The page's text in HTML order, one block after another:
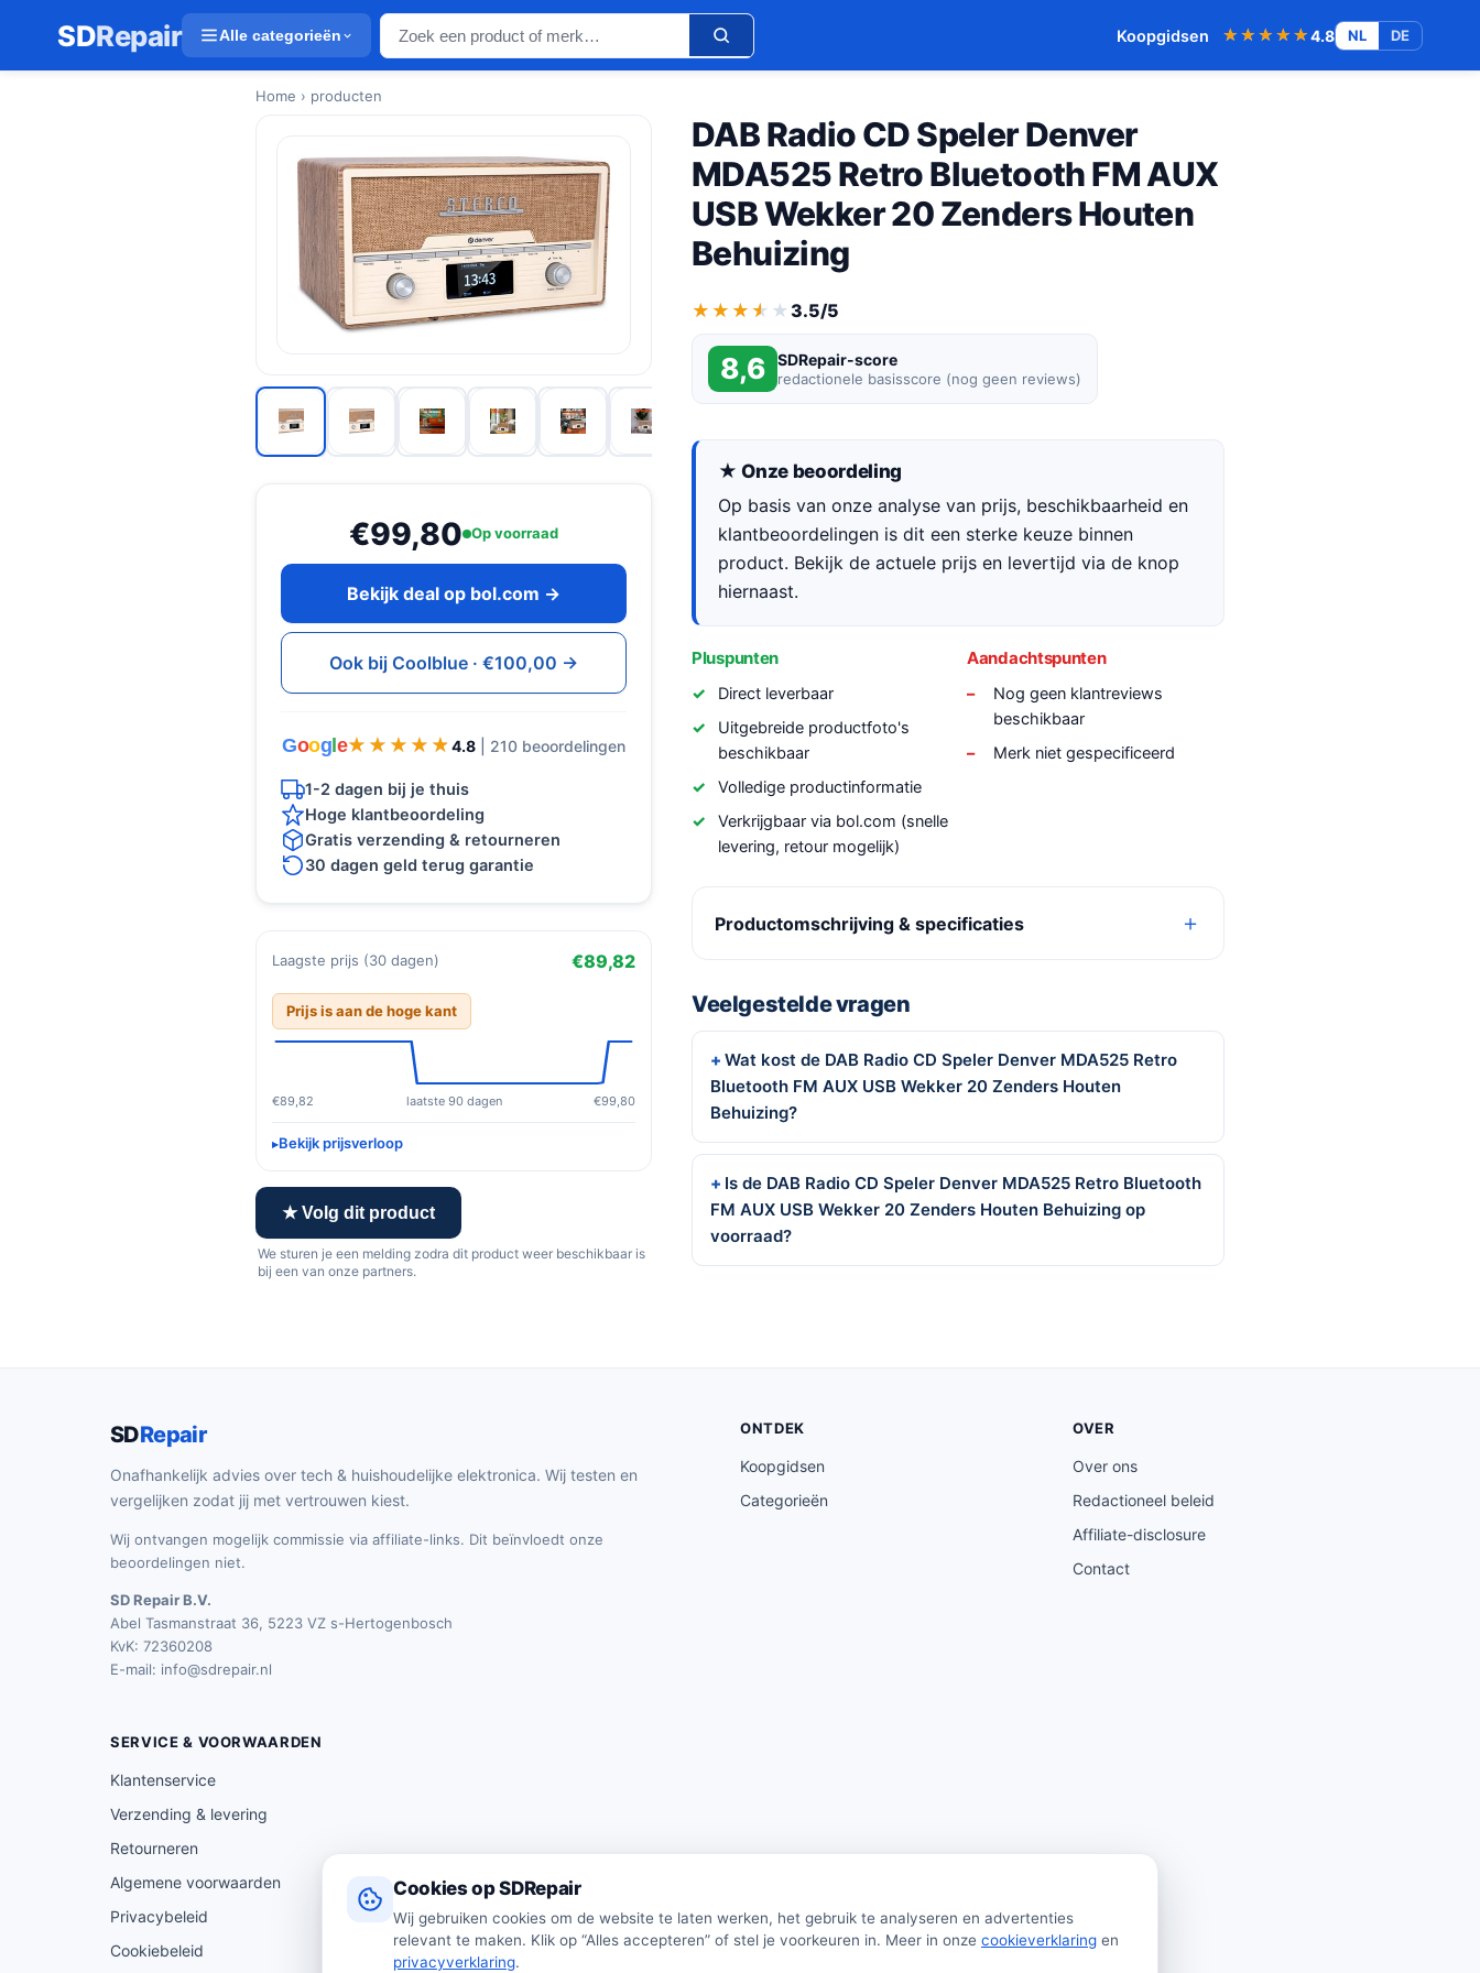
Cookies op SDRepair
Wij gebruiken cookies om de website te laten werken, het gebruik te analyseren en advertenties
relevant te maken. Klik op “Alles accepteren” of stel je voorkeuren in. Meer in onze cookieverklaring en
privacyverklaring.
SDRepair Alle categorieën Koopgidsen ★★★★★
★★★★★4.8 NL DE
Home › producten
€99,80 Op voorraad
Bekijk deal op bol.com →
Ook bij Coolblue · €100,00 →
Google★★★★★
★★★★★ 4.8 | 210 beoordelingen
1-2 dagen bij je thuis
Hoge klantbeoordeling
Gratis verzending & retourneren
30 dagen geld terug garantie
Laagste prijs (30 dagen) €89,82
Prijs is aan de hoge kant
€89,82 laatste 90 dagen €99,80
Bekijk prijsverloop
★ Volg dit product
We sturen je een melding zodra dit product weer beschikbaar is
bij een van onze partners.
DAB Radio CD Speler Denver
MDA525 Retro Bluetooth FM AUX
USB Wekker 20 Zenders Houten
Behuizing
★★★★★
★★★★★ 3.5/5
8,6 SDRepair-score
redactionele basisscore (nog geen reviews)
★ Onze beoordeling
Op basis van onze analyse van prijs, beschikbaarheid en
klantbeoordelingen is dit een sterke keuze binnen
product. Bekijk de actuele prijs en levertijd via de knop
hiernaast.
Pluspunten
Direct leverbaar
Uitgebreide productfoto's
beschikbaar
Volledige productinformatie
Verkrijgbaar via bol.com (snelle
levering, retour mogelijk)
Aandachtspunten
Nog geen klantreviews
beschikbaar
Merk niet gespecificeerd
Productomschrijving & specificaties
Veelgestelde vragen
Wat kost de DAB Radio CD Speler Denver MDA525 Retro
Bluetooth FM AUX USB Wekker 20 Zenders Houten
Behuizing?
Is de DAB Radio CD Speler Denver MDA525 Retro Bluetooth
FM AUX USB Wekker 20 Zenders Houten Behuizing op
voorraad?
SDRepair
Onafhankelijk advies over tech & huishoudelijke elektronica. Wij testen en
vergelijken zodat jij met vertrouwen kiest.
Wij ontvangen mogelijk commissie via affiliate-links. Dit beïnvloedt onze
beoordelingen niet.
SD Repair B.V.
Abel Tasmanstraat 36, 5223 VZ s-Hertogenbosch
KvK: 72360208
E-mail: info@sdrepair.nl
ONTDEK
Koopgidsen
Categorieën
OVER
Over ons
Redactioneel beleid
Affiliate-disclosure
Contact
SERVICE & VOORWAARDEN
Klantenservice
Verzending & levering
Retourneren
Algemene voorwaarden
Privacybeleid
Cookiebeleid